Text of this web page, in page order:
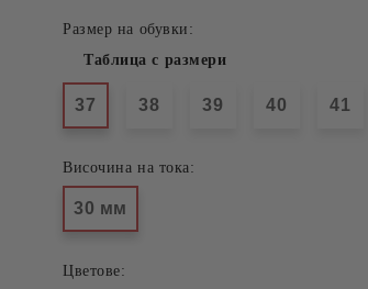
Размер на обувки:
Таблица с размери
37 38 39 40 41
Височина на тока:
30 мм
Цветове: